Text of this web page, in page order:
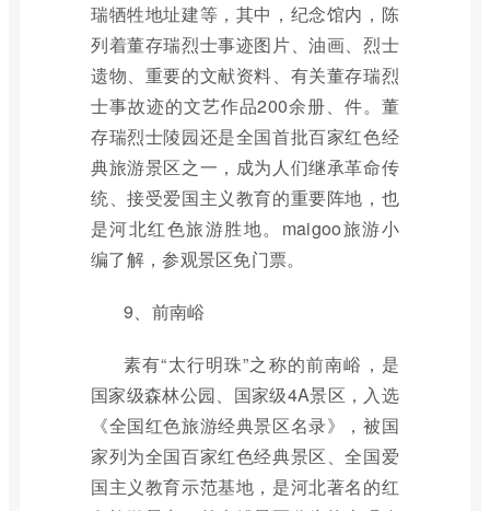
瑞牺牲地址建等，其中，纪念馆内，陈
列着董存瑞烈士事迹图片、油画、烈士
遗物、重要的文献资料、有关董存瑞烈
士事故迹的文艺作品200余册、件。董
存瑞烈士陵园还是全国首批百家红色经
典旅游景区之一，成为人们继承革命传
统、接受爱国主义教育的重要阵地，也
是河北红色旅游胜地。maigoo旅游小
编了解，参观景区免门票。
9、前南峪
素有“太行明珠”之称的前南峪，是
国家级森林公园、国家级4A景区，入选
《全国红色旅游经典景区名录》，被国
家列为全国百家红色经典景区、全国爱
国主义教育示范基地，是河北著名的红